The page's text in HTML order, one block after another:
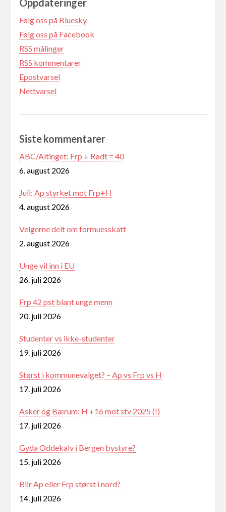
Følg oss på Bluesky
Følg oss på Facebook
RSS målinger
RSS kommentarer
Epostvarsel
Nettvarsel
Siste kommentarer
ABC/Altinget: Frp + Rødt = 40
6. august 2026
Juli: Ap styrket mot Frp+H
4. august 2026
Velgerne delt om formuesskatt
2. august 2026
Unge vil inn i EU
26. juli 2026
Frp 42 pst blant unge menn
20. juli 2026
Studenter vs ikke-studenter
19. juli 2026
Størst i kommunevalget? – Ap vs Frp vs H
17. juli 2026
Asker og Bærum: H +16 mot stv 2025 (!)
17. juli 2026
Gyda Oddekalv i Bergen bystyre?
15. juli 2026
Blir Ap eller Frp størst i nord?
14. juli 2026